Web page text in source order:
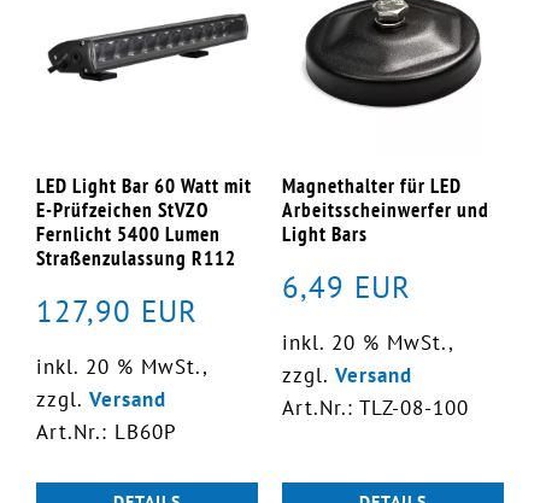
LED Light Bar 60 Watt mit
E-Prüfzeichen StVZO
Fernlicht 5400 Lumen
Straßenzulassung R112
127,90 EUR
inkl. 20 % MwSt.,
zzgl.Versand
Art.Nr.: LB60P
Magnethalter für LED
Arbeitsscheinwerfer und
Light Bars
6,49 EUR
inkl. 20 % MwSt.,
zzgl. Versand
Art.Nr.: TLZ-08-100